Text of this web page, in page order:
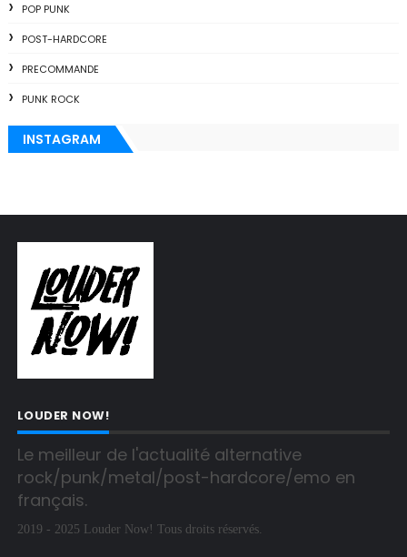
POP PUNK
POST-HARDCORE
PRECOMMANDE
PUNK ROCK
INSTAGRAM
LOUDER NOW!
Le meilleur de l'actualité alternative
rock/punk/metal/post-hardcore/emo en
français.
2019 - 2025 Louder Now! Tous droits réservés.